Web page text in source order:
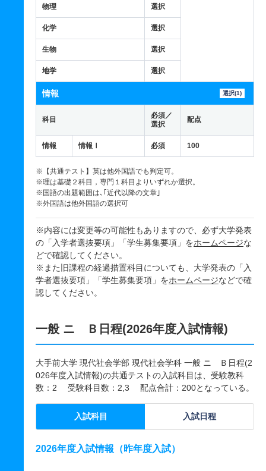
物理 選択
化学 選択
生物 選択
地学 選択
情報 選択(1)
科目
必須／
選択
配点
情報 情報Ⅰ 必須 100
※【共通テスト】英は他外国語でも判定可。
※理は基礎２科目，専門１科目よりいずれか選択。
※国語の出題範囲は､｢近代以降の文章｣
※外国語は他外国語の選択可
※内容には変更等の可能性もありますので、必ず大学発表
の「入学者選抜要項」「学生募集要項」をホームページな
どで確認してください。
※また旧課程の経過措置科目についても、大学発表の「入
学者選抜要項」「学生募集要項」をホームページなどで確
認してください。
一般 ニ Ｂ日程(2026年度入試情報)
大手前大学 現代社会学部 現代社会学科 一般 ニ Ｂ日程(2
026年度入試情報)の共通テストの入試科目は、受験教科
数：2 受験科目数：2,3 配点合計：200となっている。
入試科目 入試日程
2026年度入試情報（昨年度入試）